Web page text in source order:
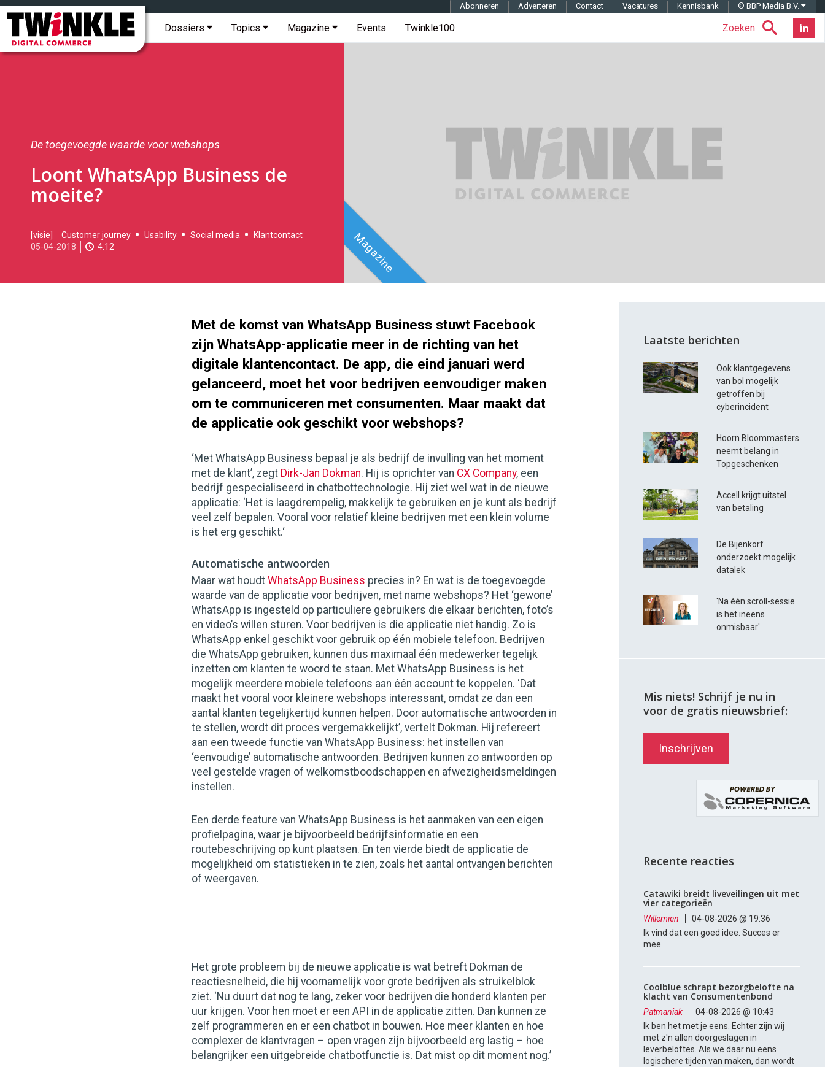
Twinkle
Digital
Commerce
Hoofdmenu Zoeken
Dossiers Topics Magazine Events Twinkle100
Topmenu Abonneren Adverteren Contact Vacatures Kennisbank © BBP Media B.V.
De toegevoegde waarde voor webshops
Loont WhatsApp Business de
moeite?
2018-
04-
04-
[visie] Customer journey Usability Social media
Klantcontact
05-04-2018
4:12 Magazine
Met de komst van WhatsApp Business stuwt Facebook
zijn WhatsApp-applicatie meer in de richting van het
digitale klantencontact. De app, die eind januari werd
gelanceerd, moet het voor bedrijven eenvoudiger maken
om te communiceren met consumenten. Maar maakt dat
de applicatie ook geschikt voor webshops?
‘Met WhatsApp Business bepaal je als bedrijf de invulling van het moment
met de klant’, zegt Dirk-Jan Dokman. Hij is oprichter van CX Company, een
bedrijf gespecialiseerd in chatbottechnologie. Hij ziet wel wat in de nieuwe
applicatie: ‘Het is laagdrempelig, makkelijk te gebruiken en je kunt als bedrijf
veel zelf bepalen. Vooral voor relatief kleine bedrijven met een klein volume
is het erg geschikt.‘
Automatische antwoorden
Maar wat houdt WhatsApp Business precies in? En wat is de toegevoegde
waarde van de applicatie voor bedrijven, met name webshops? Het ‘gewone’
WhatsApp is ingesteld op particuliere gebruikers die elkaar berichten, foto’s
en video’s willen sturen. Voor bedrijven is die applicatie niet handig. Zo is
WhatsApp enkel geschikt voor gebruik op één mobiele telefoon. Bedrijven
die WhatsApp gebruiken, kunnen dus maximaal één medewerker tegelijk
inzetten om klanten te woord te staan. Met WhatsApp Business is het
mogelijk meerdere mobiele telefoons aan één account te koppelen. ‘Dat
maakt het vooral voor kleinere webshops interessant, omdat ze dan een
aantal klanten tegelijkertijd kunnen helpen. Door automatische antwoorden in
te stellen, wordt dit proces vergemakkelijkt’, vertelt Dokman. Hij refereert
aan een tweede functie van WhatsApp Business: het instellen van
‘eenvoudige’ automatische antwoorden. Bedrijven kunnen zo antwoorden op
veel gestelde vragen of welkomstboodschappen en afwezigheidsmeldingen
instellen.
Een derde feature van WhatsApp Business is het aanmaken van een eigen
profielpagina, waar je bijvoorbeeld bedrijfsinformatie en een
routebeschrijving op kunt plaatsen. En ten vierde biedt de applicatie de
mogelijkheid om statistieken in te zien, zoals het aantal ontvangen berichten
of weergaven.
Het grote probleem bij de nieuwe applicatie is wat betreft Dokman de
reactiesnelheid, die hij voornamelijk voor grote bedrijven als struikelblok
ziet. ‘Nu duurt dat nog te lang, zeker voor bedrijven die honderd klanten per
uur krijgen. Voor hen moet er een API in de applicatie zitten. Dan kunnen ze
zelf programmeren en er een chatbot in bouwen. Hoe meer klanten en hoe
complexer de klantvragen – open vragen zijn bijvoorbeeld erg lastig – hoe
belangrijker een uitgebreide chatbotfunctie is. Dat mist op dit moment nog.’
Laatste berichten
Ook klantgegevens
van bol mogelijk
getroffen bij
cyberincident
Hoorn Bloommasters
neemt belang in
Topgeschenken
Accell krijgt uitstel
van betaling
De Bijenkorf
onderzoekt mogelijk
datalek
'Na één scroll-sessie
is het ineens
onmisbaar'
Mis niets! Schrijf je nu in
voor de gratis nieuwsbrief:
Inschrijven
Recente reacties
Catawiki breidt liveveilingen uit met
vier categorieën
Willemien
04-08-2026 @ 19:36
Ik vind dat een goed idee. Succes er
mee.
Coolblue schrapt bezorgbelofte na
klacht van Consumentenbond
Patmaniak
04-08-2026 @ 10:43
Ik ben het met je eens. Echter zijn wij
met z'n allen doorgeslagen in
leverbeloftes. Als we daar nu eens
logischere tijden van maken, dan wordt